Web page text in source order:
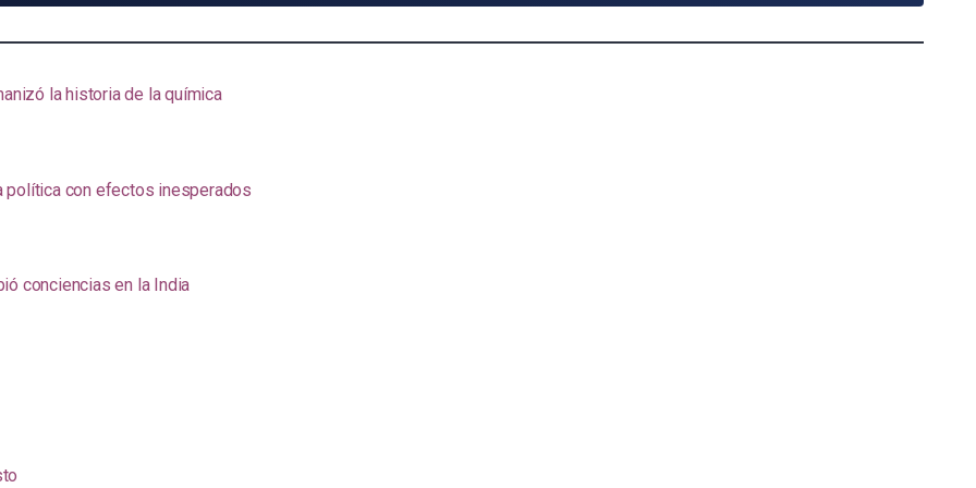
la historia de la química
política con efectos inesperados
conciencias en la India